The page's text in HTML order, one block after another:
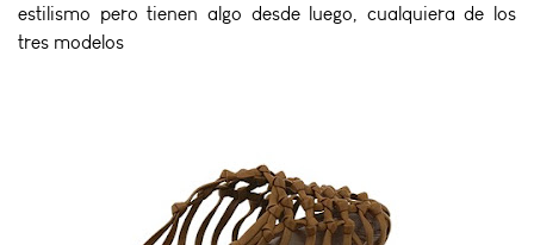
estilismo pero tienen algo desde luego, cualquiera de los
tres modelos